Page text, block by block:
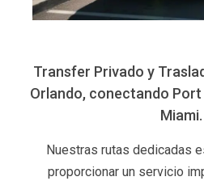
Transfer Privado y
Orlando, conectando Port
Miami.
Nuestras rutas dedicadas
proporcionar un servicio